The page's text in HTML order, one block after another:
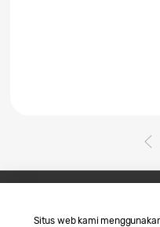
Situs web kami
Hubungi